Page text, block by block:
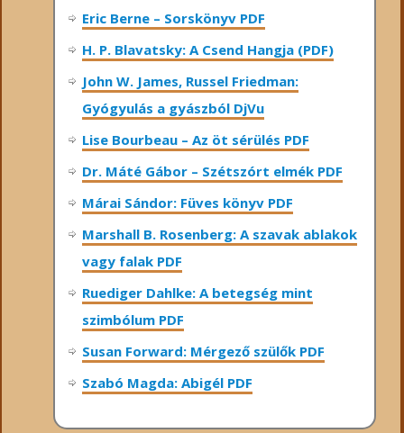
Eric Berne – Sorskönyv PDF
H. P. Blavatsky: A Csend Hangja (PDF)
John W. James, Russel Friedman:
Gyógyulás a gyászból DjVu
Lise Bourbeau – Az öt sérülés PDF
Dr. Máté Gábor – Szétszórt elmék PDF
Márai Sándor: Füves könyv PDF
Marshall B. Rosenberg: A szavak ablakok
vagy falak PDF
Ruediger Dahlke: A betegség mint
szimbólum PDF
Susan Forward: Mérgező szülők PDF
Szabó Magda: Abigél PDF